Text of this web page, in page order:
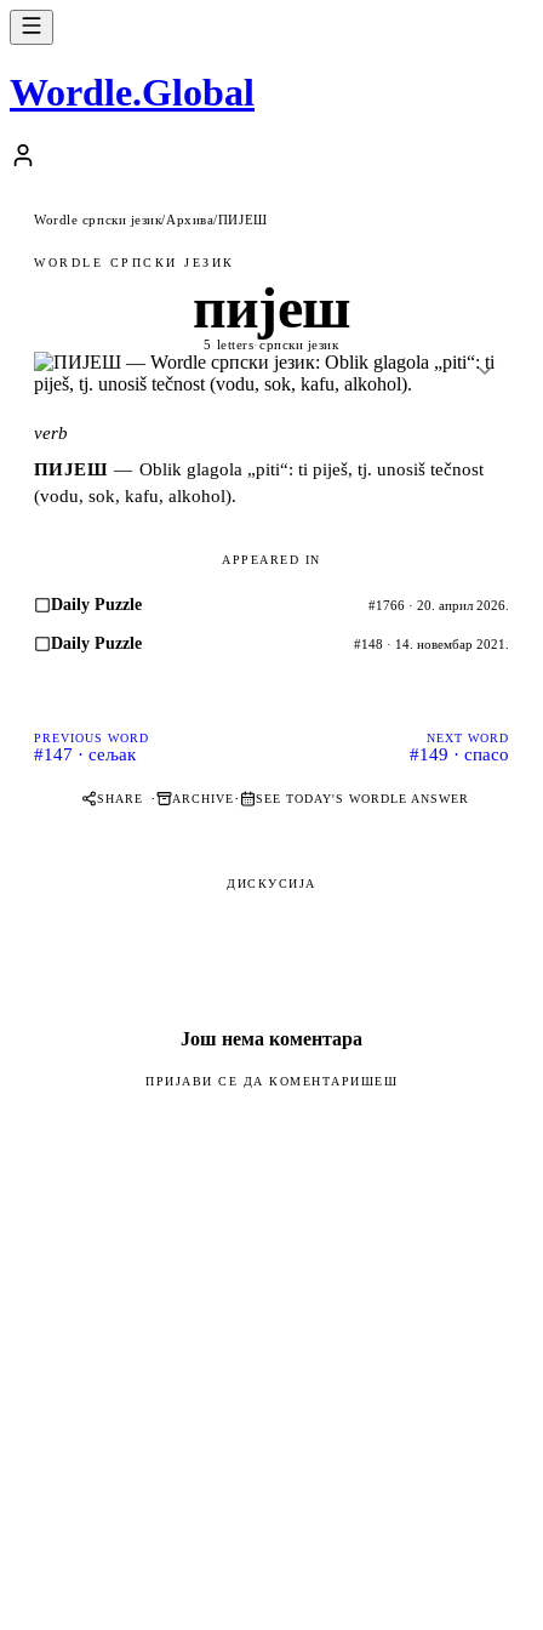
Wordle.Global
Wordle српски језик/Архива/ПИЈЕШ
WORDLE СРПСКИ ЈЕЗИК
пијеш
5 letters·српски језик
verb
ПИЈЕШ — Oblik glagola „piti“: ti piješ, tj. unosiš tečnost
(vodu, sok, kafu, alkohol).
APPEARED IN
Daily Puzzle #1766 · 20. април 2026.
Daily Puzzle #148 · 14. новембар 2021.
PREVIOUS WORD
#147 · сељак
NEXT WORD
#149 · спасо
SHARE · ARCHIVE· SEE TODAY'S WORDLE ANSWER
ДИСКУСИЈА
Још нема коментара
ПРИЈАВИ СЕ ДА КОМЕНТАРИШЕШ